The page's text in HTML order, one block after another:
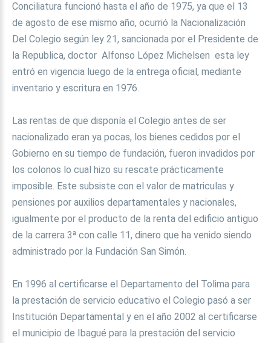
Conciliatura funcionó hasta el año de 1975, ya que el 13
de agosto de ese mismo año, ocurrió la Nacionalización
Del Colegio según ley 21, sancionada por el Presidente de
la Republica, doctor Alfonso López Michelsen esta ley
entró en vigencia luego de la entrega oficial, mediante
inventario y escritura en 1976.
Las rentas de que disponía el Colegio antes de ser
nacionalizado eran ya pocas, los bienes cedidos por el
Gobierno en su tiempo de fundación, fueron invadidos por
los colonos lo cual hizo su rescate prácticamente
imposible. Este subsiste con el valor de matriculas y
pensiones por auxilios departamentales y nacionales,
igualmente por el producto de la renta del edificio antiguo
de la carrera 3ª con calle 11, dinero que ha venido siendo
administrado por la Fundación San Simón.
En 1996 al certificarse el Departamento del Tolima para
la prestación de servicio educativo el Colegio pasó a ser
Institución Departamental y en el año 2002 al certificarse
el municipio de Ibagué para la prestación del servicio